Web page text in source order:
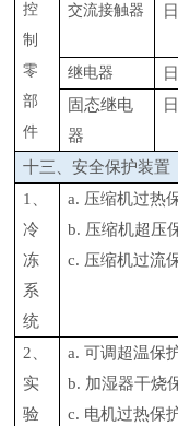
控
制
零
部
件
交流接触器
继电器
固态继电
器
十三、安全保护装置
1、
冷
冻
系
统
a. 压缩机过热
b. 压缩机超压
c. 压缩机过流
2、
实
验
a. 可调超温保
b. 加湿器干烧
c. 电机过热保